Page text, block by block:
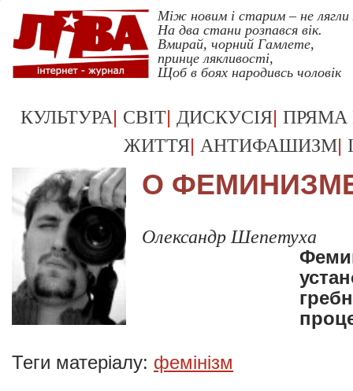
Між новим і старим – не
На два стани розпався вік.
Вмирай, чорний Гамлете,
принце лякливості,
Щоб в боях народивсь чоловік
КУЛЬТУРА| СВІТ| ДИСКУСІЯ| ПРЯМА
ЖИТТЯ| АНТИФАШИЗМ|
О
Олександр Шепетуха
Теги матеріалу: фемінізм